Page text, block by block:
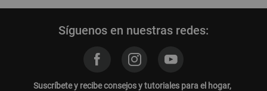
Síguenos en nuestras redes:
Suscríbete y recibe consejos y tutoriales para el hogar,